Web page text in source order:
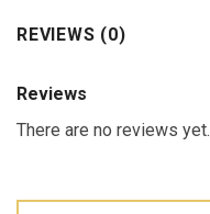
REVIEWS (0)
Reviews
There are no reviews yet.